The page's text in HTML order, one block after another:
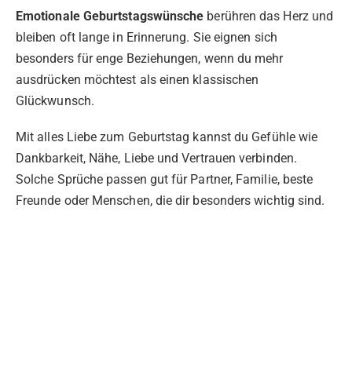
Emotionale Geburtstagswünsche berühren das Herz und
bleiben oft lange in Erinnerung. Sie eignen sich
besonders für enge Beziehungen, wenn du mehr
ausdrücken möchtest als einen klassischen
Glückwunsch.
Mit alles Liebe zum Geburtstag kannst du Gefühle wie
Dankbarkeit, Nähe, Liebe und Vertrauen verbinden.
Solche Sprüche passen gut für Partner, Familie, beste
Freunde oder Menschen, die dir besonders wichtig sind.